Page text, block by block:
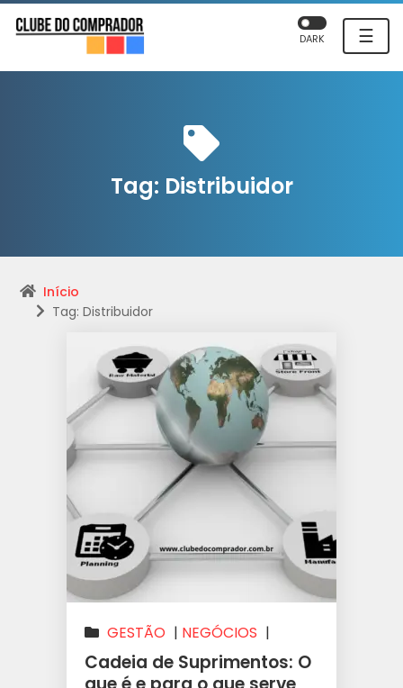
☰
DARK
Tag: Distribuidor
Início
Tag: Distribuidor
GESTÃO | NEGÓCIOS |
VAREJO
Cadeia de Suprimentos: O